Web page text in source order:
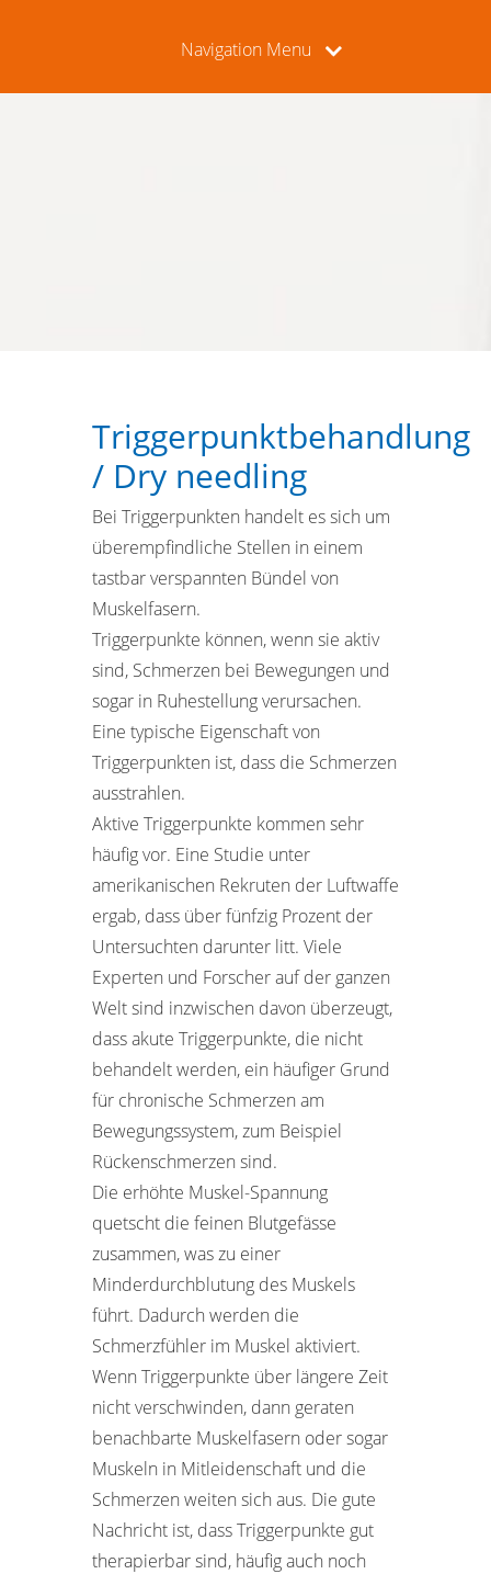
Navigation Menu
Triggerpunktbehandlung
/ Dry needling
Bei Triggerpunkten handelt es sich um
überempfindliche Stellen in einem
tastbar verspannten Bündel von
Muskelfasern.
Triggerpunkte können, wenn sie aktiv
sind, Schmerzen bei Bewegungen und
sogar in Ruhestellung verursachen.
Eine typische Eigenschaft von
Triggerpunkten ist, dass die Schmerzen
ausstrahlen.
Aktive Triggerpunkte kommen sehr
häufig vor. Eine Studie unter
amerikanischen Rekruten der Luftwaffe
ergab, dass über fünfzig Prozent der
Untersuchten darunter litt. Viele
Experten und Forscher auf der ganzen
Welt sind inzwischen davon überzeugt,
dass akute Triggerpunkte, die nicht
behandelt werden, ein häufiger Grund
für chronische Schmerzen am
Bewegungssystem, zum Beispiel
Rückenschmerzen sind.
Die erhöhte Muskel-Spannung
quetscht die feinen Blutgefässe
zusammen, was zu einer
Minderdurchblutung des Muskels
führt. Dadurch werden die
Schmerzfühler im Muskel aktiviert.
Wenn Triggerpunkte über längere Zeit
nicht verschwinden, dann geraten
benachbarte Muskelfasern oder sogar
Muskeln in Mitleidenschaft und die
Schmerzen weiten sich aus. Die gute
Nachricht ist, dass Triggerpunkte gut
therapierbar sind, häufig auch noch